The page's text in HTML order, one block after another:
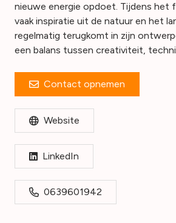
nieuwe energie opdoet. Tijdens het
vaak inspiratie uit de natuur en het
regelmatig terugkomt in zijn
een balans tussen creativiteit⁠,
Contact opnemen
Website
LinkedIn
0639601942